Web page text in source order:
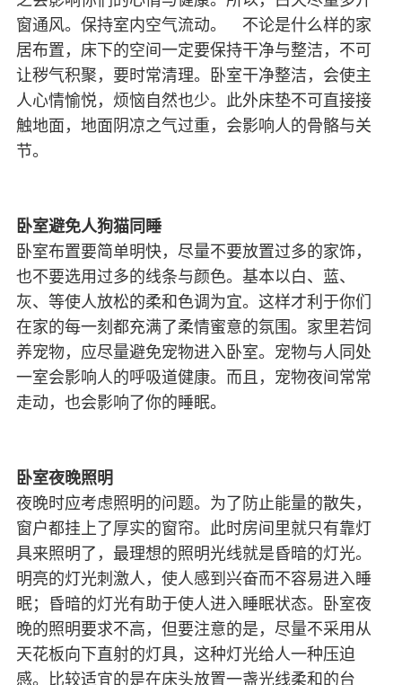
窗通风。保持室内空气流动。 不论是什么样的家
居布置，床下的空间一定要保持干净与整洁，不可
让秽气积聚，要时常清理。卧室干净整洁，会使主
人心情愉悦，烦恼自然也少。此外床垫不可直接接
触地面，地面阴凉之气过重，会影响人的骨骼与关
节。
卧室避免人狗猫同睡
卧室布置要简单明快，尽量不要放置过多的家饰，
也不要选用过多的线条与颜色。基本以白、蓝、
灰、等使人放松的柔和色调为宜。这样才利于你们
在家的每一刻都充满了柔情蜜意的氛围。家里若饲
养宠物，应尽量避免宠物进入卧室。宠物与人同处
一室会影响人的呼吸道健康。而且，宠物夜间常常
走动，也会影响了你的睡眠。
卧室夜晚照明
夜晚时应考虑照明的问题。为了防止能量的散失，
窗户都挂上了厚实的窗帘。此时房间里就只有靠灯
具来照明了，最理想的照明光线就是昏暗的灯光。
明亮的灯光刺激人，使人感到兴奋而不容易进入睡
眠；昏暗的灯光有助于使人进入睡眠状态。卧室夜
晚的照明要求不高，但要注意的是，尽量不采用从
天花板向下直射的灯具，这种灯光给人一种压迫
感。比较适宜的是在床头放置一盏光线柔和的台